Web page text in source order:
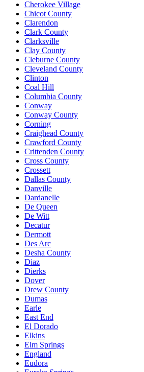
Cherokee Village
Chicot County
Clarendon
Clark County
Clarksville
Clay County
Cleburne County
Cleveland County
Clinton
Coal Hill
Columbia County
Conway
Conway County
Corning
Craighead County
Crawford County
Crittenden County
Cross County
Crossett
Dallas County
Danville
Dardanelle
De Queen
De Witt
Decatur
Dermott
Des Arc
Desha County
Diaz
Dierks
Dover
Drew County
Dumas
Earle
East End
El Dorado
Elkins
Elm Springs
England
Eudora